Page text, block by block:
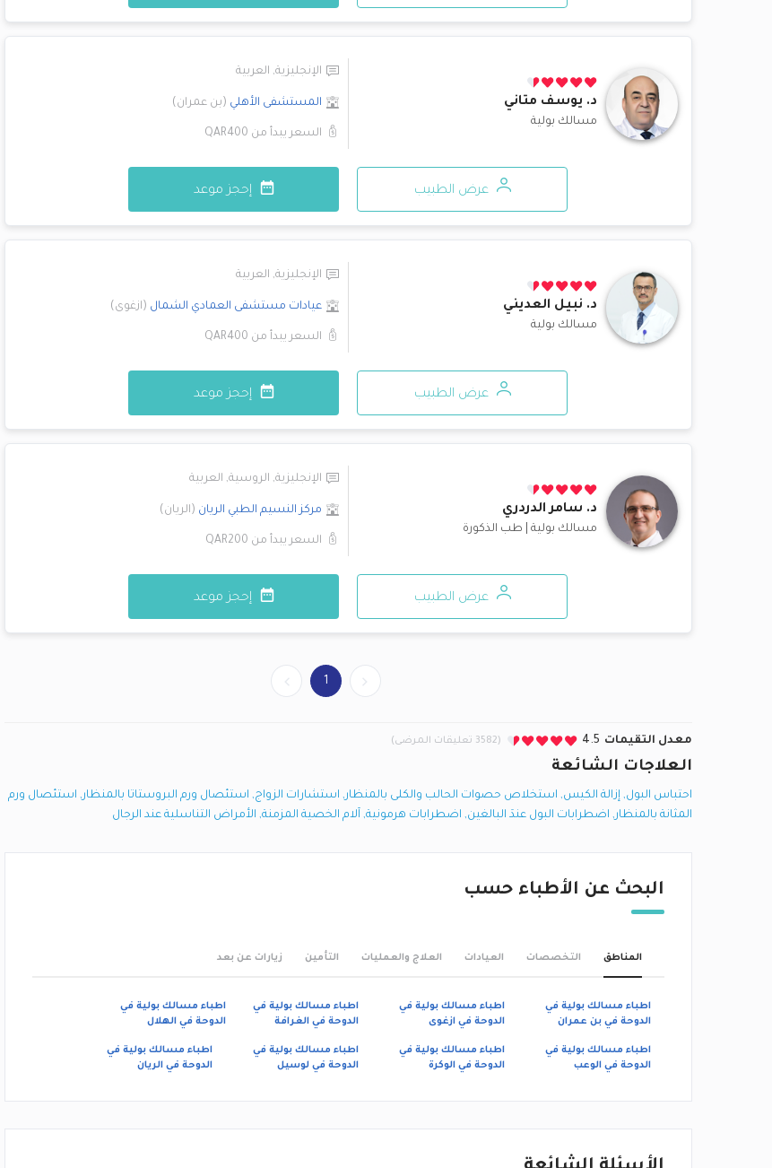
د. يوسف متاني
مسالك بولية
الإنجليزية, العربية
المستشفى الأهلي (بن عمران)
السعر يبدأ من QAR400
عرض الطبيب إحجز موعد
د. نبيل العديني
مسالك بولية
الإنجليزية, العربية
عيادات مستشفى العمادي الشمال (ازغوى)
السعر يبدأ من QAR400
عرض الطبيب إحجز موعد
د. سامر الدردري
مسالك بولية طب الذكورة
الإنجليزية, الروسية, العربية
مركز النسيم الطبي الريان (الريان)
السعر يبدأ من QAR200
عرض الطبيب إحجز موعد
1
معدل التقيمات 4.5 (3582 تعليقات المرضى)
العلاجات الشائعة
احتباس البول,إزالة الكيس, استخلاص حصوات الحالب والكلى بالمنظار, استشارات الزواج, استئصال ورم البروستاتا بالمنظار, استئصال ورم
المثانة بالمنظار, اضطرابات البول عندَ البالغين, اضطرابات هرمونية, آلام الخصية المزمنة, الأمراض التناسلية عند الرجال
البحث عن الأطباء حسب
المناطق التخصصات العيادات العلاج والعمليات التأمين زيارات عن بعد
اطباء مسالك بولية في
الدوحة في بن عمران
اطباء مسالك بولية في
الدوحة في ازغوى
اطباء مسالك بولية في
الدوحة في الغرافة
اطباء مسالك بولية في
الدوحة في الهلال
اطباء مسالك بولية في
الدوحة في الوعب
اطباء مسالك بولية في
الدوحة في الوكرة
اطباء مسالك بولية في
الدوحة في لوسيل
اطباء مسالك بولية في
الدوحة في الريان